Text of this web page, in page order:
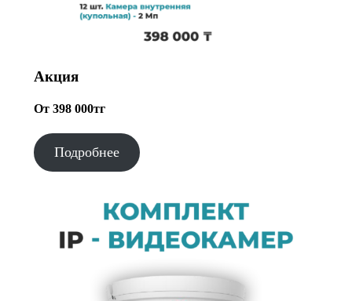
Акция
От 398 000тг
Подробнее